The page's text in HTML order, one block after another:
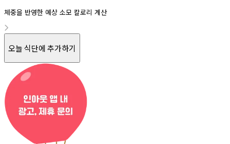
체중을 반영한 예상 소모 칼로리 계산
오늘 식단에 추가하기